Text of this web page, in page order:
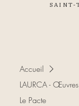
SAINT-
Accueil
LAURCA -
Le Pacte